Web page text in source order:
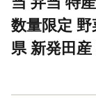
数量限定
県 新発田